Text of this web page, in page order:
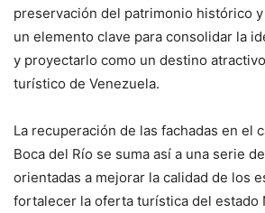
preservación del patrimonio histórico
un elemento clave para consolidar la
y proyectarlo como un destino
turístico de Venezuela.
La recuperación de las fachadas en el
Boca del Río se suma así a una serie
orientadas a mejorar la calidad de los
fortalecer la oferta turística del estado